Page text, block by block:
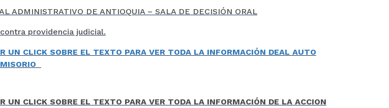
ADMINISTRATIVO DE ANTIOQUIA – SALA DE DECISIÓN ORAL
providencia judicial.
UN CLICK SOBRE EL TEXTO PARA VER TODA LA INFORMACIÓN DEAL AUTO
UN CLICK SOBRE EL TEXTO PARA VER TODA LA INFORMACIÓN DE LA ACCION